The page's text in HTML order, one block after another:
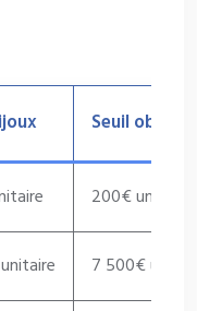
Seuil objets
200€ unitaire
7 500€